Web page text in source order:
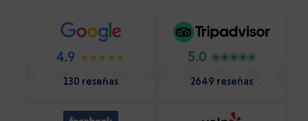
4.9
130 reseñas
5.0
2649 reseñas